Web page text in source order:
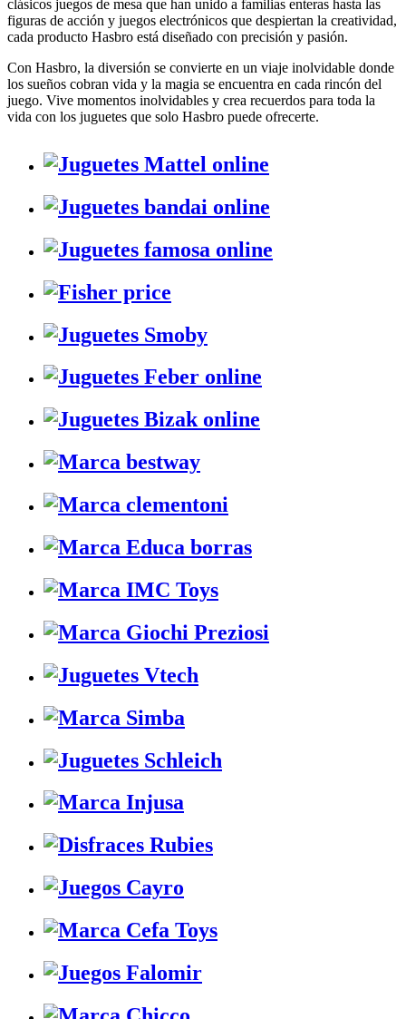
clásicos juegos de mesa que han unido a familias enteras hasta las
figuras de acción y juegos electrónicos que despiertan la creatividad,
cada producto Hasbro está diseñado con precisión y pasión.
Con Hasbro, la diversión se convierte en un viaje inolvidable donde
los sueños cobran vida y la magia se encuentra en cada rincón del
juego. Vive momentos inolvidables y crea recuerdos para toda la
vida con los juguetes que solo Hasbro puede ofrecerte.